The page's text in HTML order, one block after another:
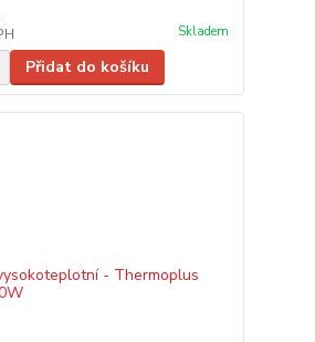
Skladem
Přidat do košíku